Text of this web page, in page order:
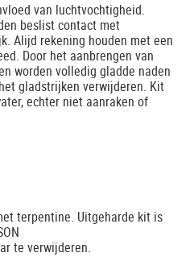
van luchtvochtigheid.
beslist contact met
Alijd rekening houden met een
Door het aanbrengen van
worden volledig gladde naden
gladstrijken verwijderen. Kit
echter niet aanraken of
terpentine. Uitgeharde kit is
te verwijderen.